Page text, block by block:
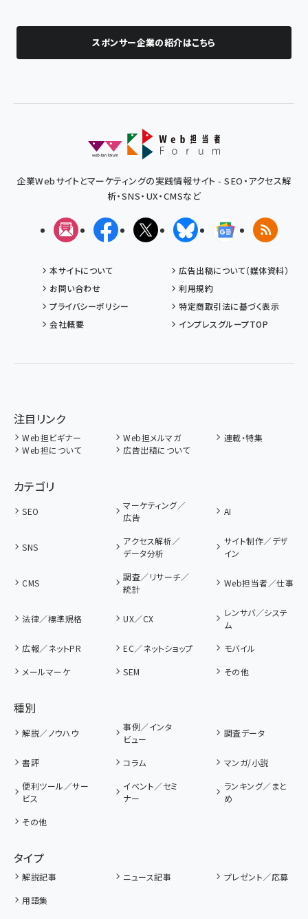
スポンサー企業の紹介はこちら
企業Webサイトとマーケティングの実践情報サイト - SEO・アクセス解
析・SNS・UX・CMSなど
メルマガFacebookX(エックス)BlueskyGoogleニュ
RSS
本サイトについて
広告出稿について（媒体資料）
お問い合わせ
利用規約
プライバシーポリシー
特定商取引法に基づく表示
会社概要
インプレスグループTOP
注目リンク
Web担ビギナー Web担メルマガ
連載・特集
Web担について
広告出稿について
カテゴリ
SEO
マーケティング／
広告
AI
SNS
アクセス解析／
データ分析
サイト制作／デザ
イン
CMS
調査／リサーチ／
統計
Web担当者／仕事
法律／標準規格 UX／CX
レンサバ／システ
ム
広報／ネットPR
EC／ネットショップ
モバイル
メールマーケ
SEM その他
種別
解説／ノウハウ
事例／インタ
ビュー
調査データ
書評 コラム
マンガ/小説
便利ツール／サー
ビス
イベント／セミ
ナー
ランキング／まと
め
その他
タイプ
解説記事 ニュース記事
プレゼント／応募
用語集